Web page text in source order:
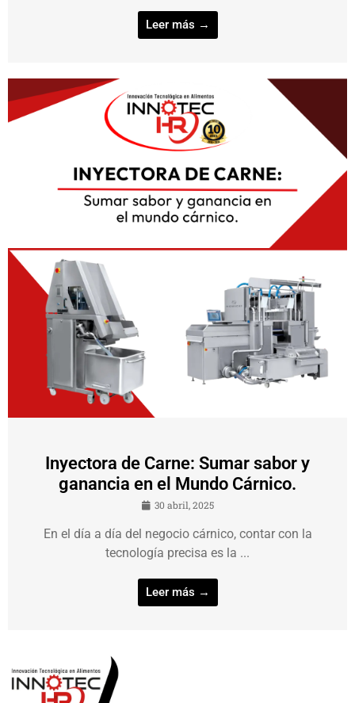
Leer más →
Inyectora de Carne: Sumar sabor y
ganancia en el Mundo Cárnico.
30 abril, 2025
En el día a día del negocio cárnico, contar con la
tecnología precisa es la ...
Leer más →